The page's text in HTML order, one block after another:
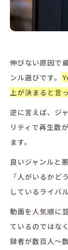
伸びない原因で
ンル選びです。
上が決まると言
逆に言えば、ジ
リティで再生数
ます。
良いジャンルと
「人がいるかど
しているライバ
動画を人気順に
ているのではな
録者が数百人〜